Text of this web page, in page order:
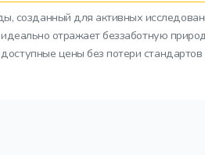
созданный для активных
отражает беззаботную
цены без потери